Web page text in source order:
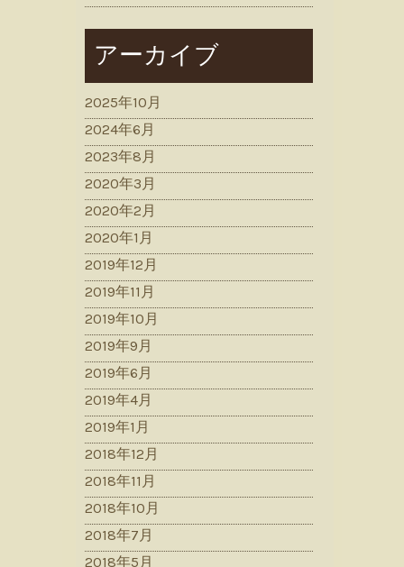
アーカイブ
2025年10月
2024年6月
2023年8月
2020年3月
2020年2月
2020年1月
2019年12月
2019年11月
2019年10月
2019年9月
2019年6月
2019年4月
2019年1月
2018年12月
2018年11月
2018年10月
2018年7月
2018年5月